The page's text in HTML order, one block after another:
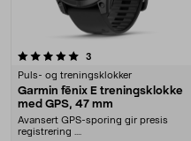
3
Puls- og treningsklokker
Garmin fēnix E treningsklokke
med GPS, 47 mm
Avansert GPS-sporing gir presis
registrering ....
0.0 av 5 stjerner